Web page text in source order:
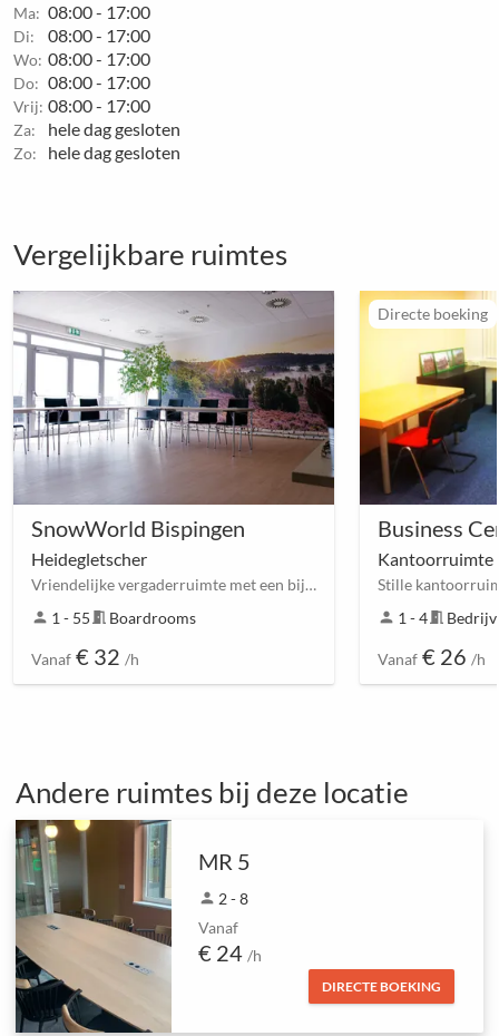
Ma: 08:00 - 17:00
Di: 08:00 - 17:00
Wo: 08:00 - 17:00
Do: 08:00 - 17:00
Vrij: 08:00 - 17:00
Za: hele dag gesloten
Zo: hele dag gesloten
Vergelijkbare ruimtes
SnowWorld Bispingen
Heidegletscher
Vriendelijke vergaderruimte met een bijzondere sfeer tussen Horstfeldweg en Bispingen Zuid
person 1 - 55meeting_room Boardrooms
Vanaf € 32 /h
Directe boeking
Business
Kantoorruimte
person 1 - 4meeting_room
Vanaf € 26 /h
Andere ruimtes bij deze locatie
MR 5
person 2 - 8
Vanaf
€ 24 /h
DIRECTE BOEKING